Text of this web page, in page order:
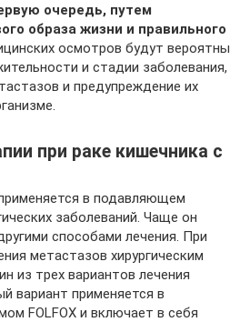
очередь, путем
образа жизни и правильного
осмотров будут вероятны
и стадии заболевания,
и предупреждение их
при раке кишечника с
в подавляющем
заболеваний. Чаще он
способами лечения. При
метастазов хирургическим
из трех вариантов лечения
вариант применяется в
FOLFOX и включает в себя